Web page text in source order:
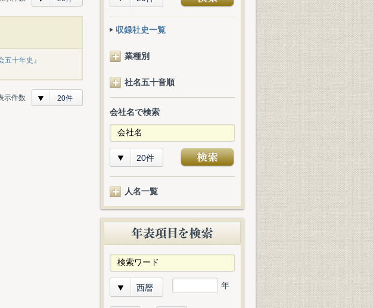
十年史』
示件数 20件
収録社史一覧
業種別
社名五十音順
会社名で検索
20件
人名一覧
西暦 年